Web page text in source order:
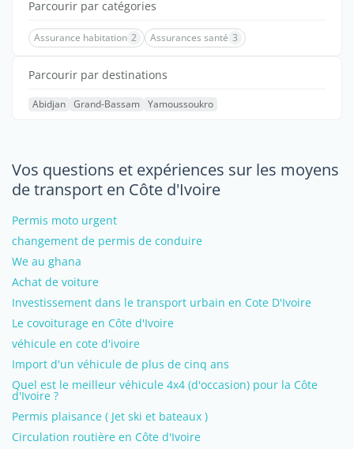
Parcourir par catégories
Assurance habitation 2 Assurances santé 3
Parcourir par destinations
Abidjan Grand-Bassam Yamoussoukro
Vos questions et expériences sur les moyens
de transport en Côte d'Ivoire
Permis moto urgent
changement de permis de conduire
We au ghana
Achat de voiture
Investissement dans le transport urbain en Cote D'Ivoire
Le covoiturage en Côte d'Ivoire
véhicule en cote d'ivoire
Import d'un véhicule de plus de cinq ans
Quel est le meilleur véhicule 4x4 (d'occasion) pour la Côte
d'Ivoire ?
Permis plaisance ( Jet ski et bateaux )
Circulation routière en Côte d'Ivoire